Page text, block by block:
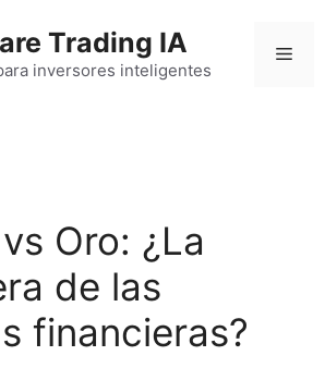
Trading IA
inversores inteligentes
Oro: ¿La
de las
financieras?